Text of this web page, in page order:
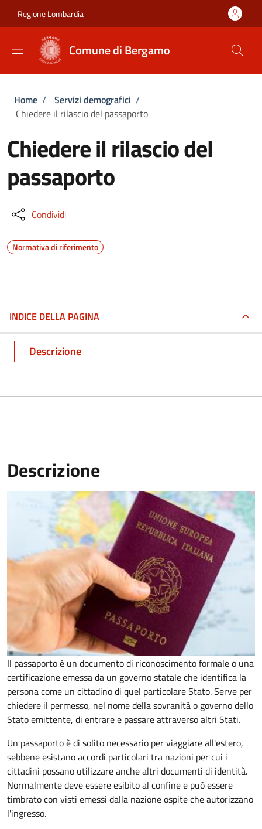
Regione Lombardia
Comune di Bergamo
Briciole di pane
Home / Servizi demografici /
Chiedere il rilascio del passaporto
Chiedere il rilascio del
passaporto
Condividi
Normativa di riferimento
INDICE DELLA PAGINA
Descrizione
Descrizione
Il passaporto è un documento di riconoscimento formale o una
certificazione emessa da un governo statale che identifica la
persona come un cittadino di quel particolare Stato. Serve per
chiedere il permesso, nel nome della sovranità o governo dello
Stato emittente, di entrare e passare attraverso altri Stati.
Un passaporto è di solito necessario per viaggiare all'estero,
sebbene esistano accordi particolari tra nazioni per cui i
cittadini possano utilizzare anche altri documenti di identità.
Normalmente deve essere esibito al confine e può essere
timbrato con visti emessi dalla nazione ospite che autorizzano
l'ingresso.